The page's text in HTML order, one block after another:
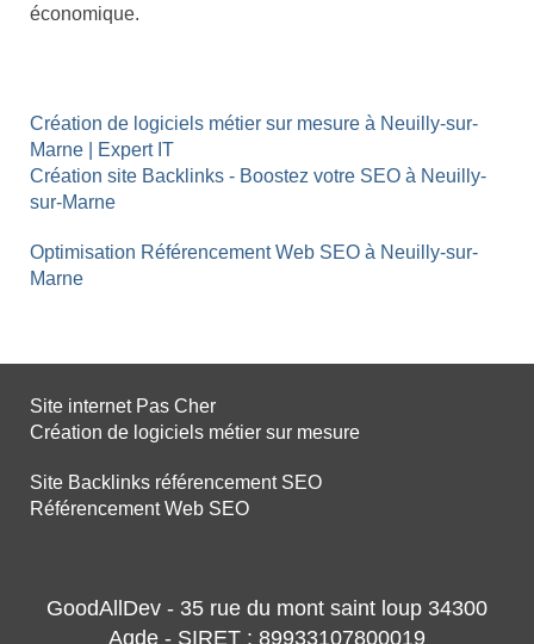
économique.
Création de logiciels métier sur mesure à Neuilly-sur-
Marne | Expert IT
Création site Backlinks - Boostez votre SEO à Neuilly-
sur-Marne
Optimisation Référencement Web SEO à Neuilly-sur-
Marne
Site internet Pas Cher
Création de logiciels métier sur mesure
Site Backlinks référencement SEO
Référencement Web SEO
GoodAllDev - 35 rue du mont saint loup 34300
Agde - SIRET : 89933107800019